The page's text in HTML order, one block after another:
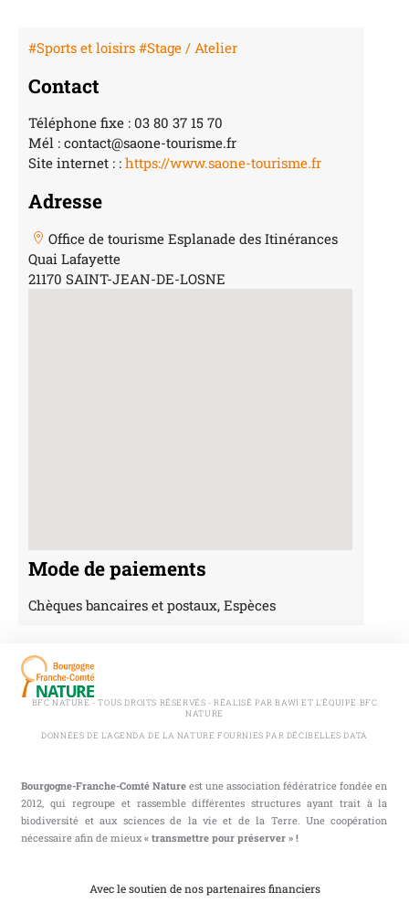
#Sports et loisirs #Stage / Atelier
Contact
Téléphone fixe : 03 80 37 15 70
Mél : contact@saone-tourisme.fr
Site internet : :https://www.saone-tourisme.fr
Adresse
Office de tourisme Esplanade des Itinérances
Quai Lafayette
21170 SAINT-JEAN-DE-LOSNE
Mode de paiements
Chèques bancaires et postaux, Espèces
BFC NATURE - TOUS DROITS RÉSERVÉS - RÉALISÉ PAR BAWI ET L'ÉQUIPE BFC
NATURE
DONNÉES DE L'AGENDA DE LA NATURE FOURNIES PAR DÉCIBELLES DATA
Bourgogne-Franche-Comté Nature est une association fédératrice fondée en
2012, qui regroupe et rassemble différentes structures ayant trait à la
biodiversité et aux sciences de la vie et de la Terre. Une coopération
nécessaire afin de mieux« transmettre pour préserver » !
Avec le soutien de nos partenaires financiers